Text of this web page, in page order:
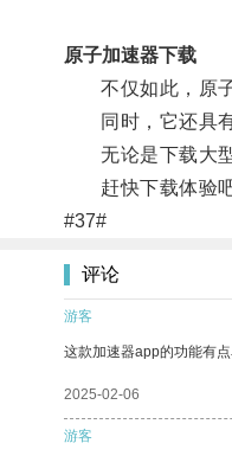
原子加速器下载
不仅如此，原子
同时，它还具有
无论是下载大型
赶快下载体验吧
#37#
评论
游客
这款加速器app的功能有
2025-02-06
游客